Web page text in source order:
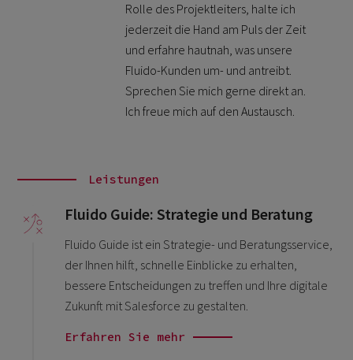
Rolle des Projektleiters, halte ich
jederzeit die Hand am Puls der Zeit
und erfahre hautnah, was unsere
Fluido-Kunden um- und antreibt.
Sprechen Sie mich gerne direkt an.
Ich freue mich auf den Austausch.
Leistungen
Fluido Guide: Strategie und Beratung
Fluido Guide ist ein Strategie- und Beratungsservice,
der Ihnen hilft, schnelle Einblicke zu erhalten,
bessere Entscheidungen zu treffen und Ihre digitale
Zukunft mit Salesforce zu gestalten.
Erfahren Sie mehr